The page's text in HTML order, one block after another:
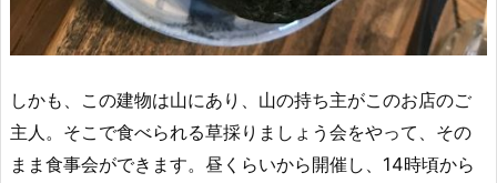
しかも、この建物は山にあり、山の持ち主がこのお店のご
主人。そこで食べられる草採りましょう会をやって、その
まま食事会ができます。昼くらいから開催し、14時頃から